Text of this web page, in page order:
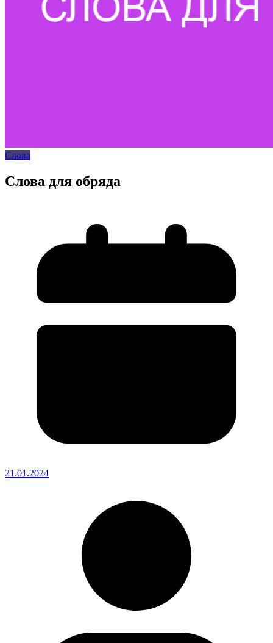
Слова
Слова для обряда
21.01.2024